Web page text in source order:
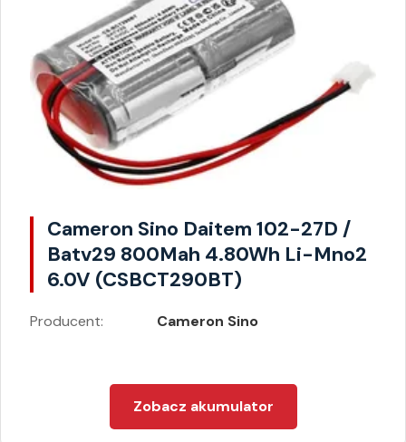
Cameron Sino Daitem 102-27D /
Batv29 800Mah 4.80Wh Li-Mno2
6.0V (CSBCT290BT)
Producent: Cameron Sino
Zobacz akumulator